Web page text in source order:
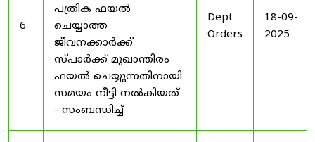
6
പത്രിക ഫയൽ
ചെയ്യാത്ത
ജീവനക്കാർക്ക്
സ്പാർക്ക് മുഖാന്തിരം
ഫയൽ ചെയ്യുന്നതിനായി
സമയം നീട്ടി നൽകിയത്
- സംബന്ധിച്ച്
Dept
Orders
18-09-
2025